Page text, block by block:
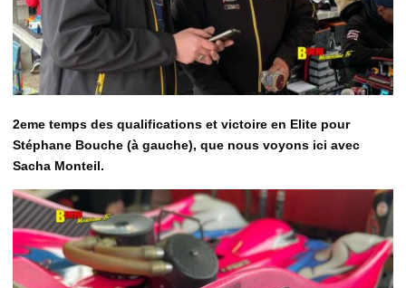
2eme temps des qualifications et victoire en Elite pour
Stéphane Bouche (à gauche), que nous voyons ici avec
Sacha Monteil.